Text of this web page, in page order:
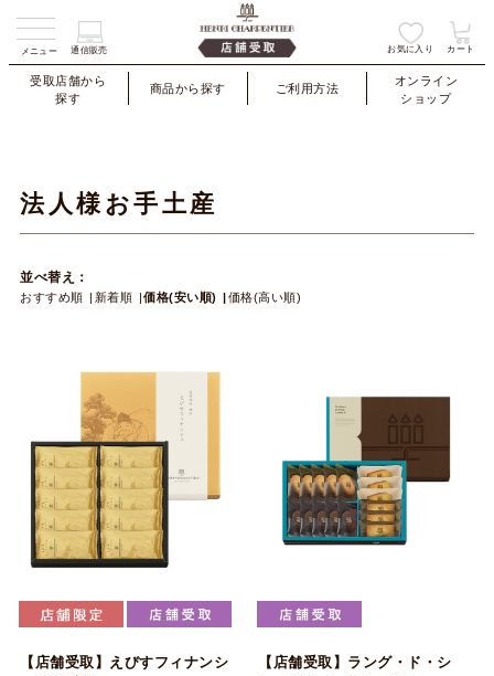
メニュー 通信販売 お気に入り カート
受取店舗から
探す
商品から探す ご利用方法
オンライン
ショップ
法人様お手土産
並べ替え：
おすすめ順 新着順 価格(安い順) 価格(高い順)
【店舗受取】えびすフィナンシ
【店舗受取】ラング・ド・シ